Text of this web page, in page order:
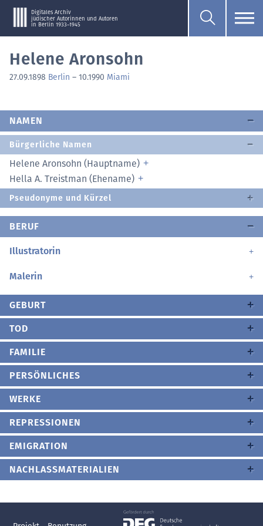
Digitales Archiv
jüdischer Autorinnen und Autoren
in Berlin 1933–1945
Helene Aronsohn
27.09.1898 Berlin – 10.1990 Miami
NAMEN
Bürgerliche Namen
Helene Aronsohn (Hauptname)
Hella A. Treistman (Ehename)
Pseudonyme und Kürzel
BERUF
Illustratorin
Malerin
GEBURT
TOD
FAMILIE
PERSÖNLICHES
WERKE
REPRESSIONEN
EMIGRATION
NACHLASSMATERIALIEN